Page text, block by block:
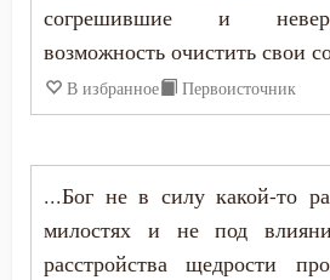
Лукавство
Любовь
Любовь к Богу
согрешившие и
возможность очистить свои
В избранное Первоисточник
...Бог не в силу какой-то
милостях и не под
расстройства щедрости